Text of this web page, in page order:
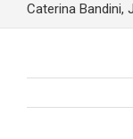
Caterina Bandini,